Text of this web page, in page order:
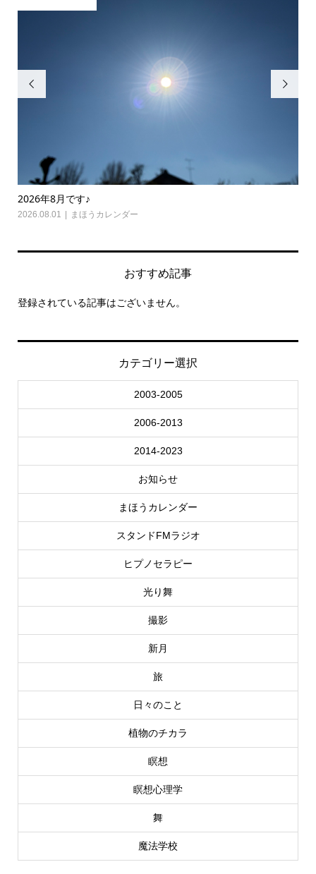

2026年8月です♪
2026.08.01 まほうカレンダー

おすすめ記事
登録されている記事はございません。
カテゴリー選択
2003-2005
2006-2013
2014-2023
お知らせ
まほうカレンダー
スタンドFMラジオ
ヒプノセラピー
光り舞
撮影
新月
旅
日々のこと
植物のチカラ
瞑想
瞑想心理学
舞
魔法学校